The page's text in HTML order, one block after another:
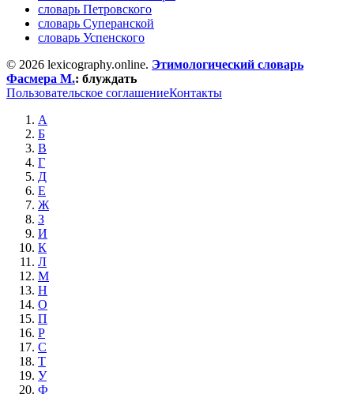
словарь Петровского
словарь Суперанской
словарь Успенского
© 2026 lexicography.online. Этимологический словарь
Фасмера М.: блуждать
Пользовательское соглашениеКонтакты
А
Б
В
Г
Д
Е
Ж
З
И
К
Л
М
Н
О
П
Р
С
Т
У
Ф